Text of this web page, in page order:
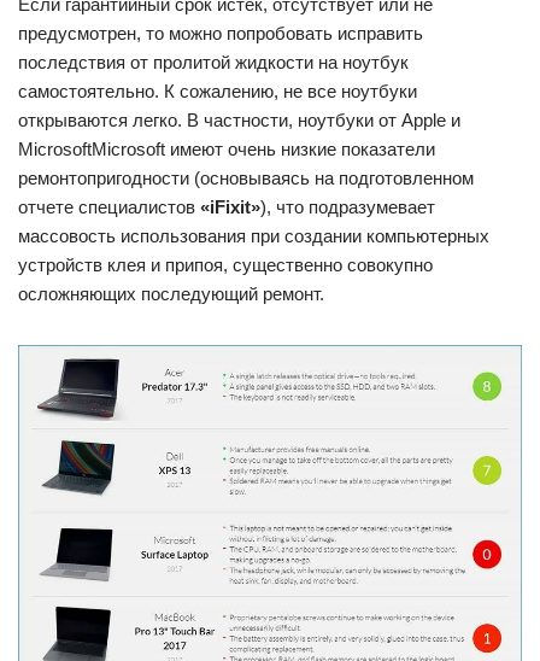
Если гарантийный срок истек, отсутствует или не
предусмотрен, то можно попробовать исправить
последствия от пролитой жидкости на ноутбук
самостоятельно. К сожалению, не все ноутбуки
открываются легко. В частности, ноутбуки от Apple и
MicrosoftMicrosoft имеют очень низкие показатели
ремонтопригодности (основываясь на подготовленном
отчете специалистов «iFixit»), что подразумевает
массовость использования при создании компьютерных
устройств клея и припоя, существенно совокупно
осложняющих последующий ремонт.